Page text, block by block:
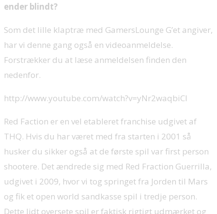
ender blindt?
Som det lille klaptræ med GamersLounge G’et angiver,
har vi denne gang også en videoanmeldelse.
Forstrækker du at læse anmeldelsen finden den
nedenfor.
http://www.youtube.com/watch?v=yNr2waqbiCI
Red Faction er en vel etableret franchise udgivet af
THQ. Hvis du har været med fra starten i 2001 så
husker du sikker også at de første spil var first person
shootere. Det ændrede sig med Red Fraction Guerrilla,
udgivet i 2009, hvor vi tog springet fra Jorden til Mars
og fik et open world sandkasse spil i tredje person.
Dette lidt oversete spil er faktisk rigtigt udmærket og